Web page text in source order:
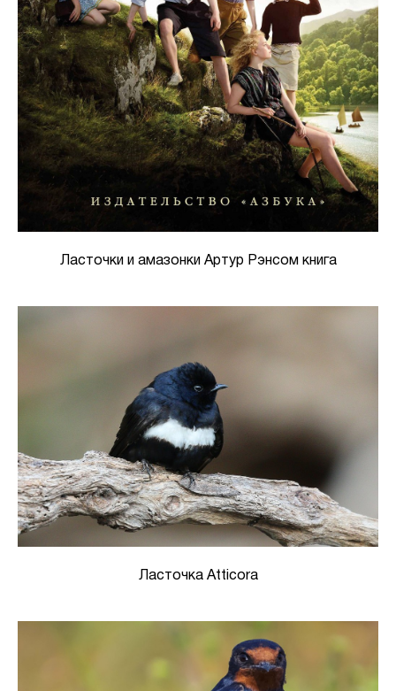
Ласточки и амазонки Артур Рэнсом книга
Ласточка Atticora